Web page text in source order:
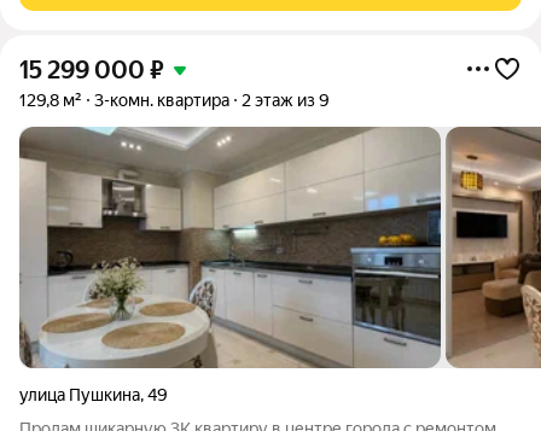
15 299 000 ₽
129,8 м² 3-комн. квартира 2 этаж из 9
улица Пушкина,49